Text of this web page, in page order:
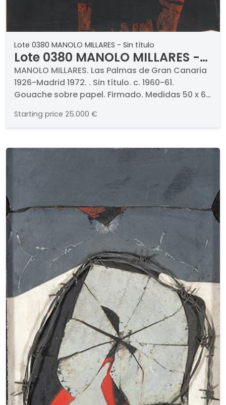
Lote 0380 MANOLO MILLARES - Sin título
Lote 0380 MANOLO MILLARES -
Sin título
MANOLO MILLARES. Las Palmas de Gran Canaria
1926-Madrid 1972. . Sin título. c. 1960-61.
Gouache sobre papel. Firmado. Medidas 50 x 65
Escobio. . PROCEDENCIA (etiqueta al dorso) .
Galerie Beyeler, Basel. Colección particular
Starting price 25.000 €